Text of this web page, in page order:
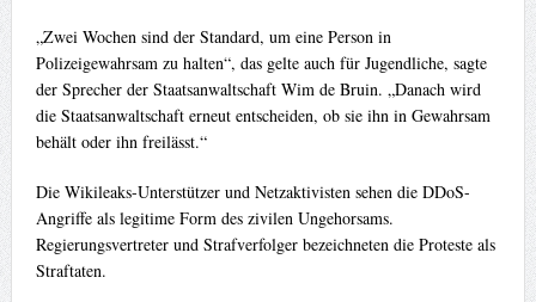
„Zwei Wochen sind der Standard, um eine Person in
Polizeigewahrsam zu halten“, das gelte auch für Jugendliche, sagte
der Sprecher der Staatsanwaltschaft Wim de Bruin. „Danach wird
die Staatsanwaltschaft erneut entscheiden, ob sie ihn in Gewahrsam
behält oder ihn freilässt.“
Die Wikileaks-Unterstützer und Netzaktivisten sehen die DDoS-
Angriffe als legitime Form des zivilen Ungehorsams.
Regierungsvertreter und Strafverfolger bezeichneten die Proteste als
Straftaten.